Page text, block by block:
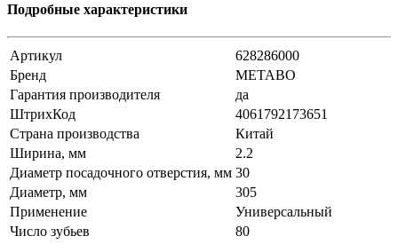
Подробные характеристики
Артикул
628286000
Бренд
METABO
Гарантия производителя
да
ШтрихКод
4061792173651
Страна производства
Китай
Ширина, мм
2.2
Диаметр посадочного отверстия, мм 30
Диаметр, мм
305
Применение
Универсальный
Число зубьев
80